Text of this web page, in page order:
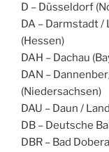
D – Düsseldorf
DA – Darmstadt
(Hessen)
DAH – Dachau
DAN –
(Niedersachsen)
DAU – Daun /
DB – Deutsche
DBR – Bad